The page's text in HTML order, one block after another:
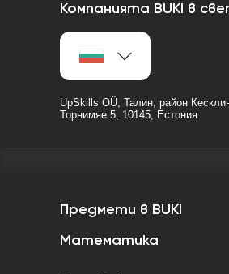
Компанията BUKI в
UpSkills OÜ, Талин, район
Торнимяе 5, 10145, Естония
Предмети в BUKI
Математика